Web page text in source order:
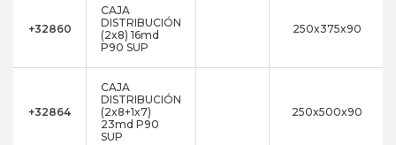
+32860
CAJA
DISTRIBUCIÓN
(2x8) 16md
P90 SUP
250x375x90
+32864
CAJA
DISTRIBUCIÓN
(2x8+1x7)
23md P90
SUP
250x500x90